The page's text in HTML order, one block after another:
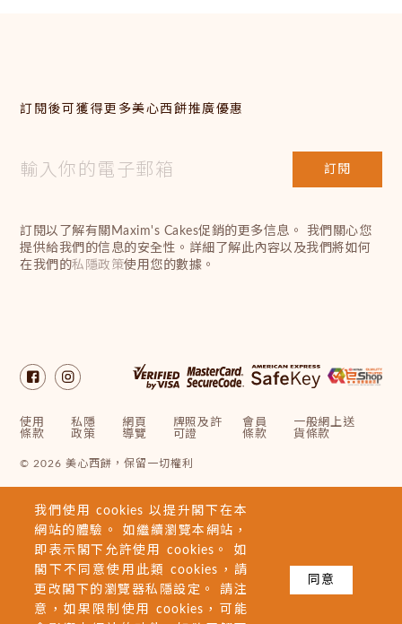
訂閱後可獲得更多美心西餅推廣優惠
訂閱
訂閱以了解有關Maxim's Cakes促銷的更多信息。 我們關心您
提供給我們的信息的安全性。詳細了解此內容以及我們將如何
在我們的私隱政策使用您的數據。
使用
條款
私隱
政策
網頁
導覽
牌照及許
可證
會員
條款
一般網上送
貨條款
© 2026 美心西餅，保留一切權利
我們使用 cookies 以提升閣下在本
網站的體驗。 如繼續瀏覽本網站，
即表示閣下允許使用 cookies。 如
閣下不同意使用此類 cookies，請
更改閣下的瀏覽器私隱設定。 請注
意，如果限制使用 cookies，可能
同意